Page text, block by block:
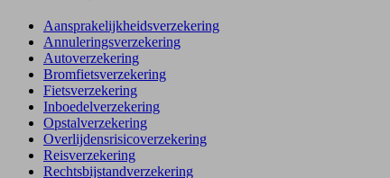
Aansprakelijkheidsverzekering
Annuleringsverzekering
Autoverzekering
Bromfietsverzekering
Fietsverzekering
Inboedelverzekering
Opstalverzekering
Overlijdensrisicoverzekering
Reisverzekering
Rechtsbijstandverzekering